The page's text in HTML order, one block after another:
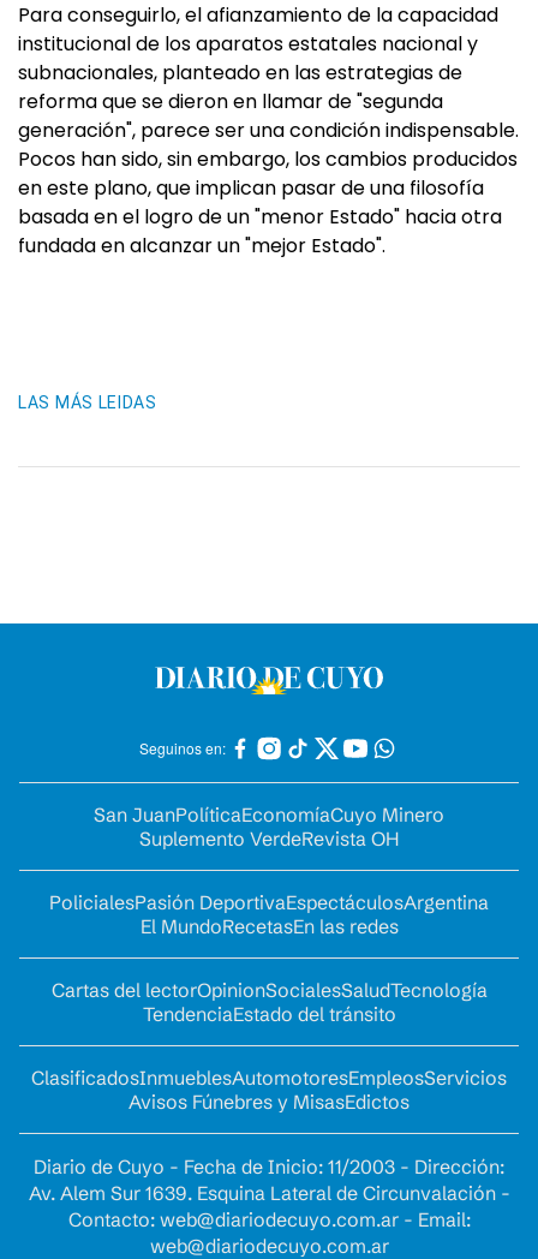
Para conseguirlo, el afianzamiento de la capacidad
institucional de los aparatos estatales nacional y
subnacionales, planteado en las estrategias de
reforma que se dieron en llamar de "segunda
generación", parece ser una condición indispensable.
Pocos han sido, sin embargo, los cambios producidos
en este plano, que implican pasar de una filosofía
basada en el logro de un "menor Estado" hacia otra
fundada en alcanzar un "mejor Estado".
LAS MÁS LEIDAS
Seguinos en:
San JuanPolíticaEconomíaCuyo Minero
Suplemento VerdeRevista OH
PolicialesPasión DeportivaEspectáculosArgentina
El MundoRecetasEn las redes
Cartas del lectorOpinionSocialesSaludTecnología
TendenciaEstado del tránsito
ClasificadosInmueblesAutomotoresEmpleosServicios
Avisos Fúnebres y MisasEdictos
Diario de Cuyo - Fecha de Inicio: 11/2003 - Dirección:
Av. Alem Sur 1639. Esquina Lateral de Circunvalación -
Contacto: web@diariodecuyo.com.ar- Email:
web@diariodecuyo.com.ar